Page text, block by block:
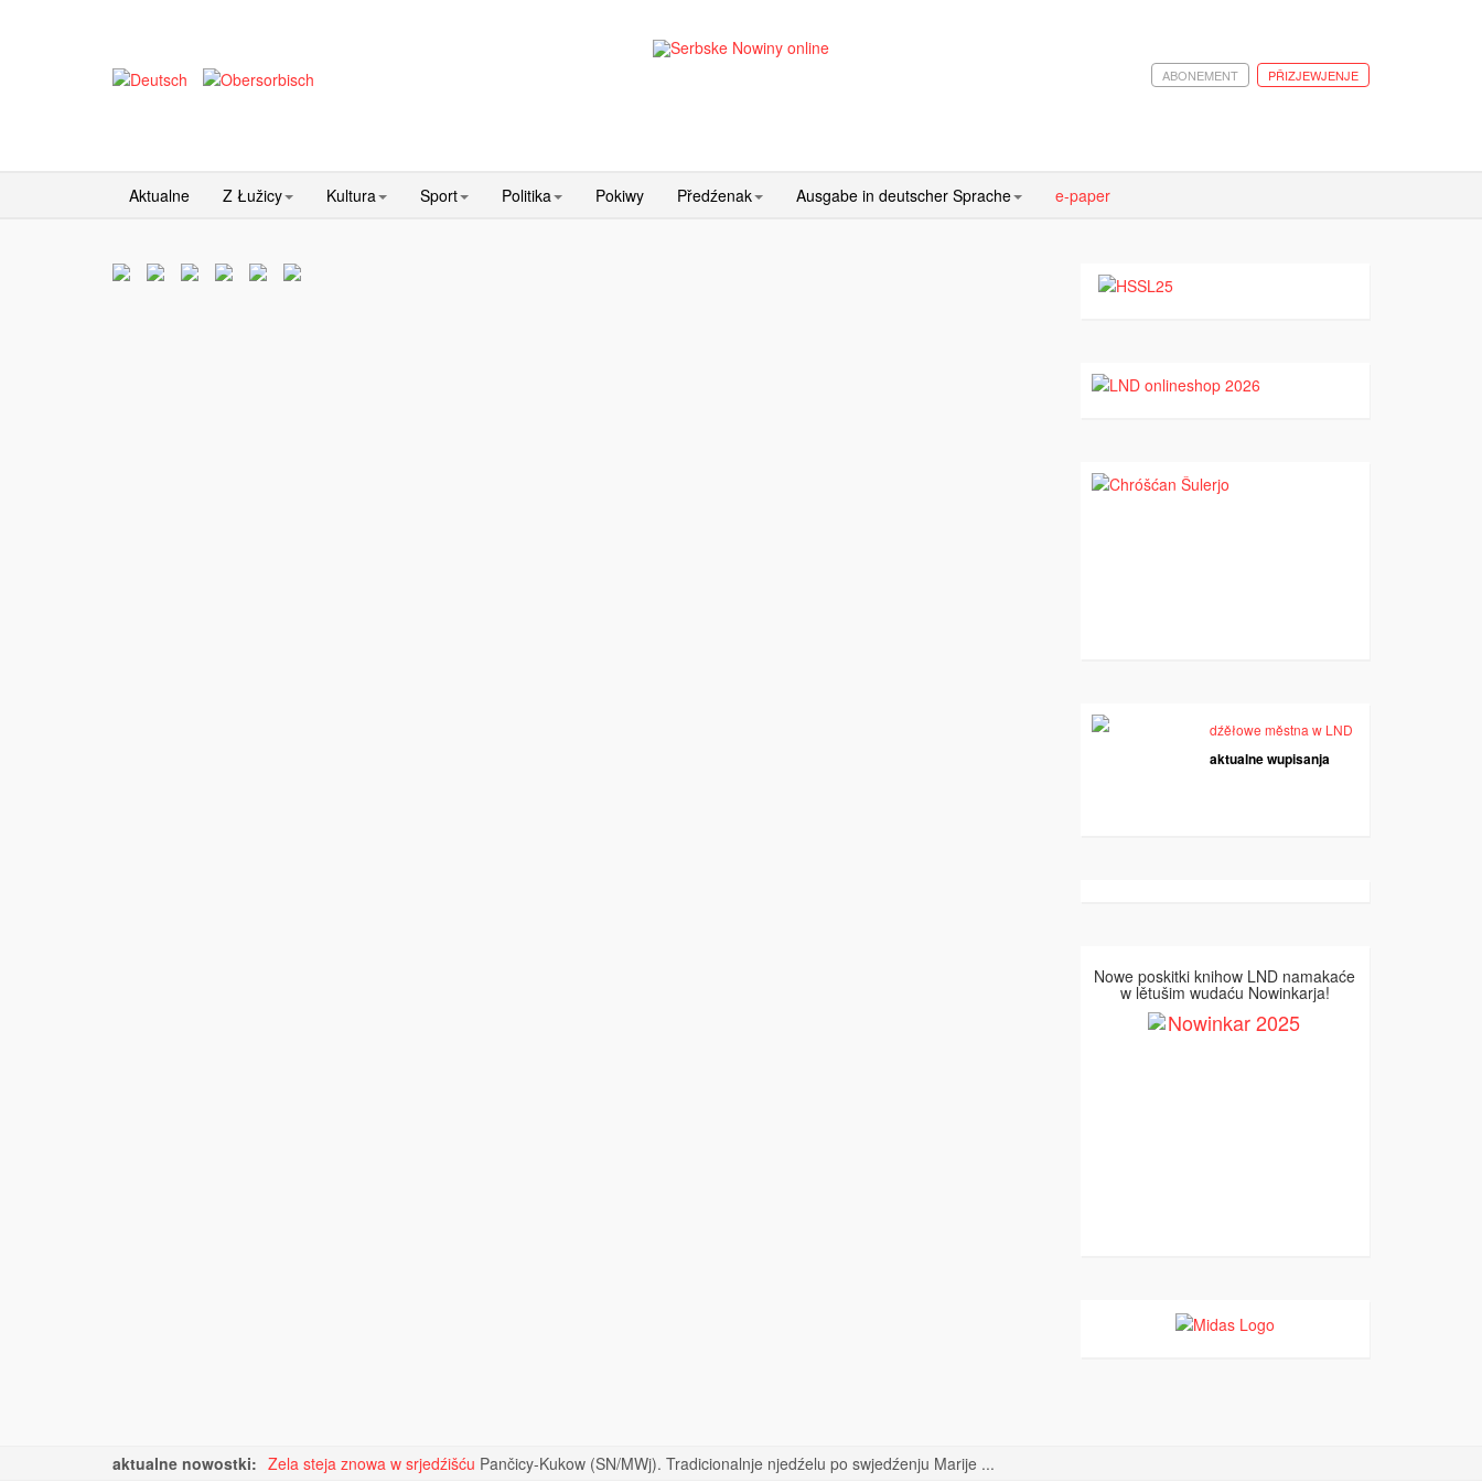
PŘIZJEWJENJE
ABONEMENT
Aktualne Z Łužicy Kultura Sport Politika Pokiwy Předźenak Ausgabe in deutscher Sprache e-paper
dźěłowe městna w LND
aktualne wupisanja
Nowe poskitki knihow LND namakaće
w lětušim wudaću Nowinkarja!
aktualne nowostki: Zela steja znowa w srjedźišću Pančicy-Kukow (SN/MWj). Tradicionalnje njedźelu po swjedźenju Marije ...